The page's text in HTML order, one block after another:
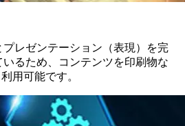
レゼンテーション（表現）を完
るため、コンテンツを印刷物な
用可能です。